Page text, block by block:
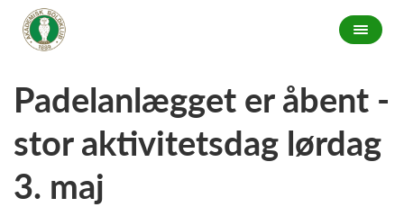
Padelanlægget er åbent -
stor aktivitetsdag lørdag
3. maj